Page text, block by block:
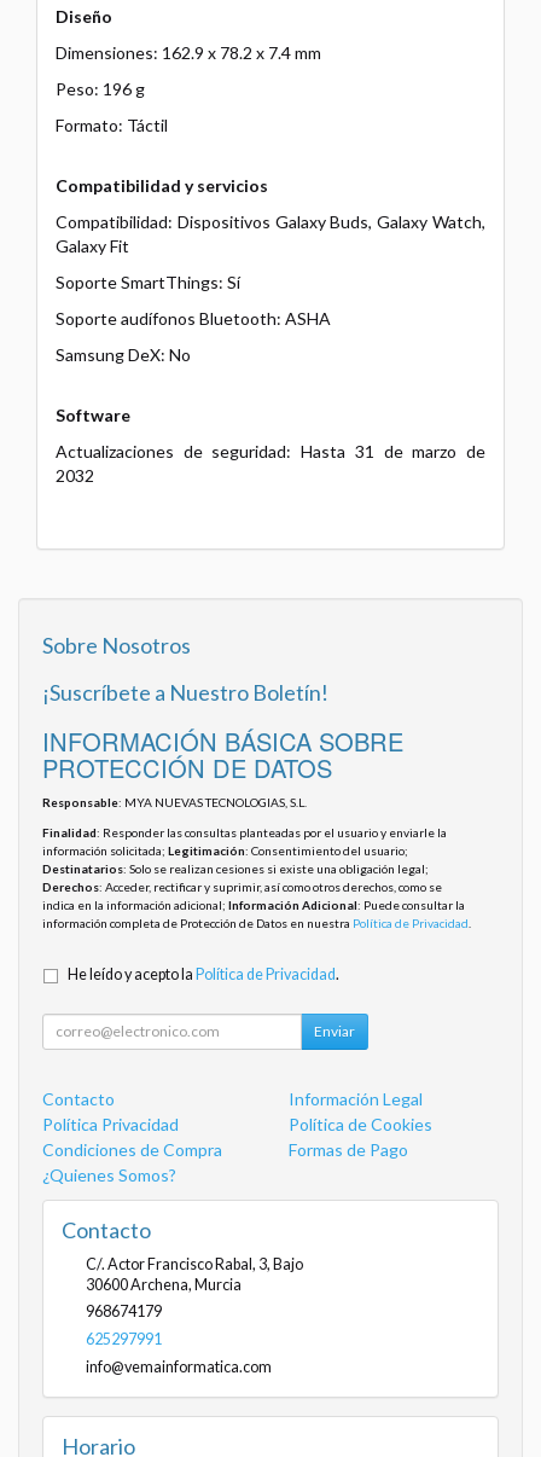
Diseño
Dimensiones: 162.9 x 78.2 x 7.4 mm
Peso: 196 g
Formato: Táctil
Compatibilidad y servicios
Compatibilidad: Dispositivos Galaxy Buds, Galaxy Watch,
Galaxy Fit
Soporte SmartThings: Sí
Soporte audífonos Bluetooth: ASHA
Samsung DeX: No
Software
Actualizaciones de seguridad: Hasta 31 de marzo de
2032
Sobre Nosotros
¡Suscríbete a Nuestro Boletín!
INFORMACIÓN BÁSICA SOBRE
PROTECCIÓN DE DATOS
Responsable: MYA NUEVAS TECNOLOGIAS, S.L.
Finalidad: Responder las consultas planteadas por el usuario y enviarle la
información solicitada; Legitimación: Consentimiento del usuario;
Destinatarios: Solo se realizan cesiones si existe una obligación legal;
Derechos: Acceder, rectificar y suprimir, así como otros derechos, como se
indica en la información adicional; Información Adicional: Puede consultar la
información completa de Protección de Datos en nuestra Política de Privacidad
He leído y acepto la Política de Privacidad.
Enviar
Contacto
Información Legal
Política Privacidad
Política de Cookies
Condiciones de Compra
Formas de Pago
¿Quienes Somos?
Contacto
C/. Actor Francisco Rabal, 3, Bajo
30600Archena, Murcia
968674179
625297991
info@vemainformatica.com
Horario